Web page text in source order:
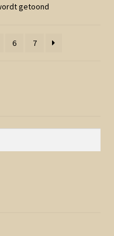
getoond
6 7